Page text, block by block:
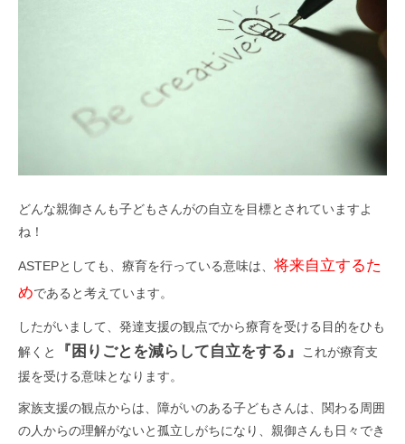
どんな親御さんも子どもさんがの自立を目標とされていますよ
ね！
ASTEPとしても、療育を行っている意味は、 将来自立するた
めであると考えています。
したがいまして、発達支援の観点でから療育を受ける目的をひも
解くと
『困りごとを減らして自立をする』
これが療育支
援を受ける意味となります。
家族支援の観点からは、障がいのある子どもさんは、関わる周囲
の人からの理解がないと孤立しがちになり、親御さんも日々でき